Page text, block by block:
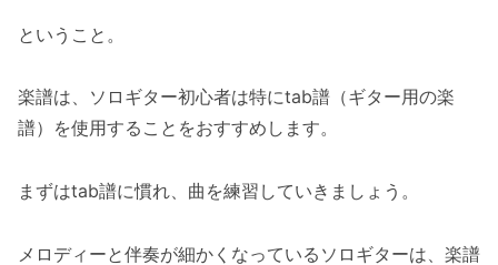
ということ。
楽譜は、ソロギター初心者は特にtab譜（ギター用の楽
譜）を使用することをおすすめします。
まずはtab譜に慣れ、曲を練習していきましょう。
メロディーと伴奏が細かくなっているソロギターは、楽譜